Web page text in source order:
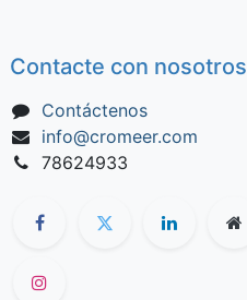
Contacte con nosotros
Contáctenos
info@cromeer.com
78624933​